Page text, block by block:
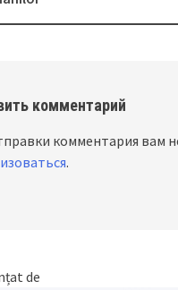
комментарий
комментария вам
.
de